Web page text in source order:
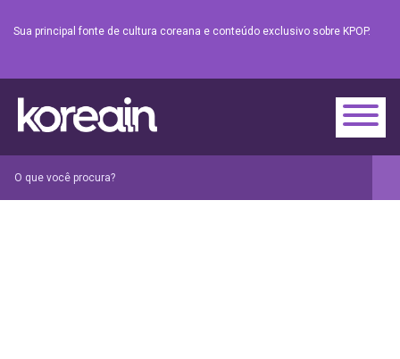
Sua principal fonte de cultura coreana e conteúdo exclusivo sobre KPOP.